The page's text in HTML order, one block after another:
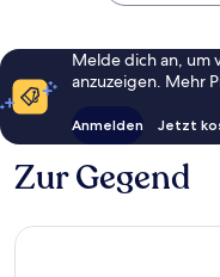
Melde dich an, um
anzuzeigen. Mehr
Anmelden Jetzt
Zur Gegend